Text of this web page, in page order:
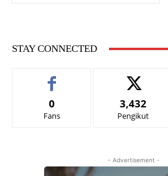
STAY CONNECTED
0
Fans
3,432
Pengikut
- Advertisement -